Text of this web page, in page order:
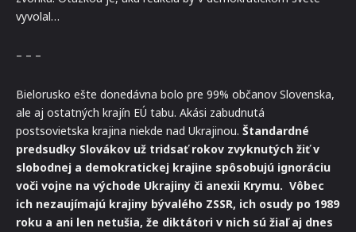
vyvolal…
– – –
Bielorusko ešte donedávna bolo pre 99% občanov Slovenska,
ale aj ostatných krajín EÚ tabu. Akási zabudnutá
postsovietska krajina niekde nad Ukrajinou. Štandardné
predsudky Slovákov už tridsať rokov zvyknutých žiť v
slobodnej a demokratickej krajine spôsobujú ignoráciu
voči vojne na východe Ukrajiny či anexii Krymu. Vôbec
ich nezaujímajú krajiny bývalého ZSSR, ich osudy po 1989
roku a ani len netušia, že diktátori v nich sú žiaľ aj dnes